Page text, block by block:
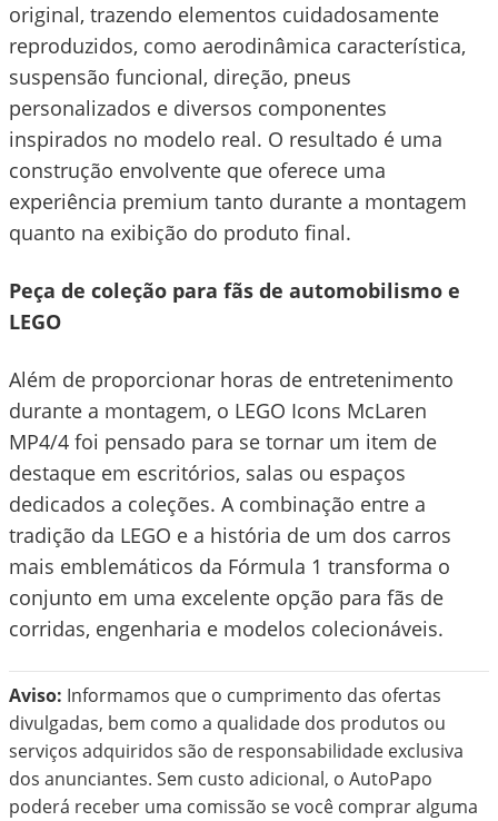
original, trazendo elementos cuidadosamente
reproduzidos, como aerodinâmica característica,
suspensão funcional, direção, pneus
personalizados e diversos componentes
inspirados no modelo real. O resultado é uma
construção envolvente que oferece uma
experiência premium tanto durante a montagem
quanto na exibição do produto final.
Peça de coleção para fãs de automobilismo e
LEGO
Além de proporcionar horas de entretenimento
durante a montagem, o LEGO Icons McLaren
MP4/4 foi pensado para se tornar um item de
destaque em escritórios, salas ou espaços
dedicados a coleções. A combinação entre a
tradição da LEGO e a história de um dos carros
mais emblemáticos da Fórmula 1 transforma o
conjunto em uma excelente opção para fãs de
corridas, engenharia e modelos colecionáveis.
Aviso: Informamos que o cumprimento das ofertas
divulgadas, bem como a qualidade dos produtos ou
serviços adquiridos são de responsabilidade exclusiva
dos anunciantes. Sem custo adicional, o AutoPapo
poderá receber uma comissão se você comprar alguma